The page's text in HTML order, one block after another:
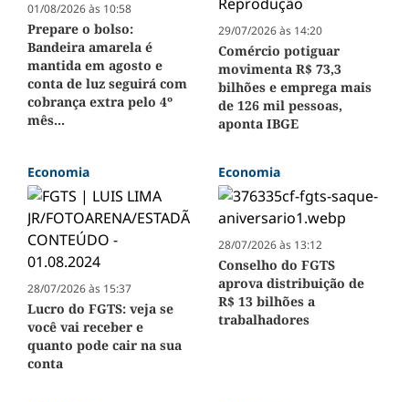
01/08/2026 às 10:58
Prepare o bolso:
Bandeira amarela é
mantida em agosto e
conta de luz seguirá com
cobrança extra pelo 4º
mês...
29/07/2026 às 14:20
Comércio potiguar
movimenta R$ 73,3
bilhões e emprega mais
de 126 mil pessoas,
aponta IBGE
Economia
28/07/2026 às 15:37
Lucro do FGTS: veja se
você vai receber e
quanto pode cair na sua
conta
Economia
28/07/2026 às 13:12
Conselho do FGTS
aprova distribuição de
R$ 13 bilhões a
trabalhadores